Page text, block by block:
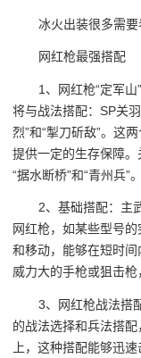
冰火出装很多需要
网红枪最强搭配
1、网红枪“定军
将与战法搭配：SP关
烈”和“掣刀斫敌”。这
提供一定的生存保障
“据水断桥”和“青州兵”。
2、基础搭配：主
网红枪，如某些型号
和移动，能够在短时间
威力大的手枪或狙击枪
3、网红枪战法搭
的战法选择和兵法搭
上，这种搭配能够迅